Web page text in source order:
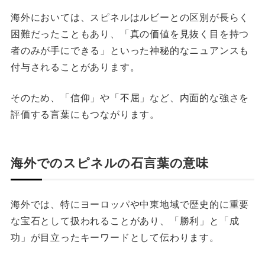
海外においては、スピネルはルビーとの区別が長らく
困難だったこともあり、「真の価値を見抜く目を持つ
者のみが手にできる」といった神秘的なニュアンスも
付与されることがあります。
そのため、「信仰」や「不屈」など、内面的な強さを
評価する言葉にもつながります。
海外でのスピネルの石言葉の意味
海外では、特にヨーロッパや中東地域で歴史的に重要
な宝石として扱われることがあり、「勝利」と「成
功」が目立ったキーワードとして伝わります。